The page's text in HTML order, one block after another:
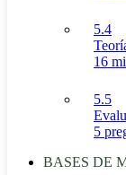
5.4
16
5.5
5
BASES DE